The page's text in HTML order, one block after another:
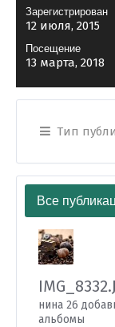
Зарегистрирован
12 июля, 2015
Посещение
13 марта, 2018
Тип
Все
нина 26
альбомы